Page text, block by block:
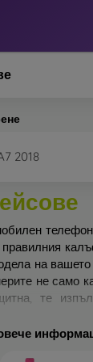
2018
на
не само
те
бъде